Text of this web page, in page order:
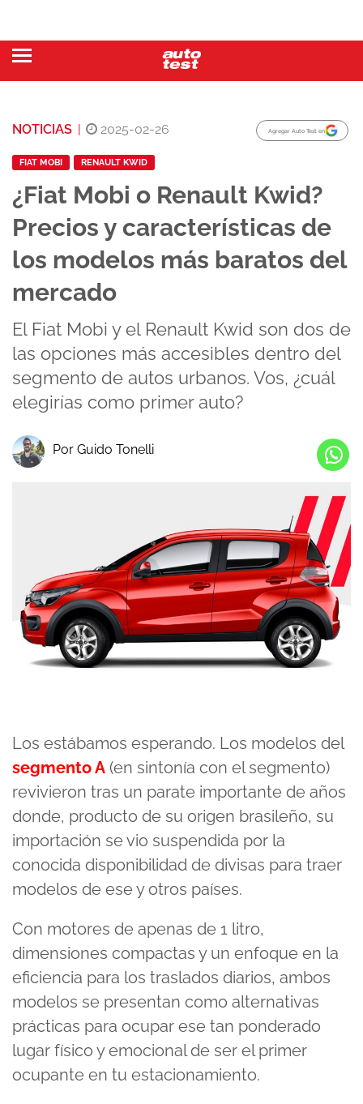
NOTICIAS | 2025-02-26 Agregar Auto Test en
FIAT MOBI RENAULT KWID
¿Fiat Mobi o Renault Kwid?
Precios y características de
los modelos más baratos del
mercado
El Fiat Mobi y el Renault Kwid son dos de
las opciones más accesibles dentro del
segmento de autos urbanos. Vos, ¿cuál
elegirías como primer auto?
Por Guido Tonelli
Los estábamos esperando. Los modelos del
segmento A (en sintonía con el segmento)
revivieron tras un parate importante de años
donde, producto de su origen brasileño, su
importación se vio suspendida por la
conocida disponibilidad de divisas para traer
modelos de ese y otros países.
Con motores de apenas de 1 litro,
dimensiones compactas y un enfoque en la
eficiencia para los traslados diarios, ambos
modelos se presentan como alternativas
prácticas para ocupar ese tan ponderado
lugar físico y emocional de ser el primer
ocupante en tu estacionamiento.